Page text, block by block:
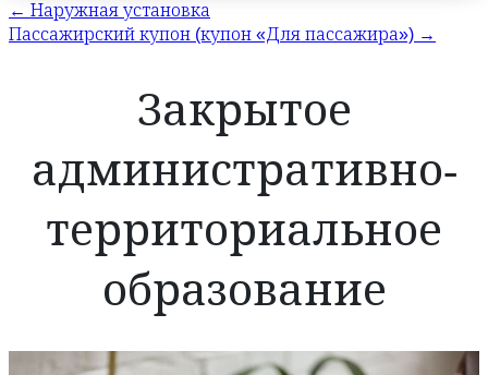
← Наружная установка
Пассажирский купон (купон «Для пассажира») →
Закрытое
административно-
территориальное
образование